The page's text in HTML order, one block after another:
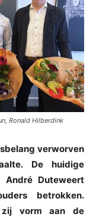
Ronald Hilberdink
verworven
De huidige
André Duteweert
betrokken.
zij vorm aan de